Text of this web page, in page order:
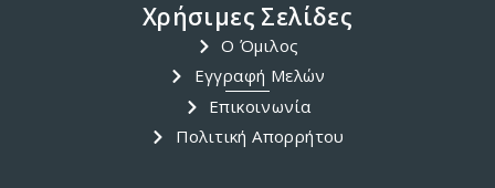
Χρήσιμες Σελίδες
Ο Όμιλος
Εγγραφή Μελών
Επικοινωνία
Πολιτική Απορρήτου